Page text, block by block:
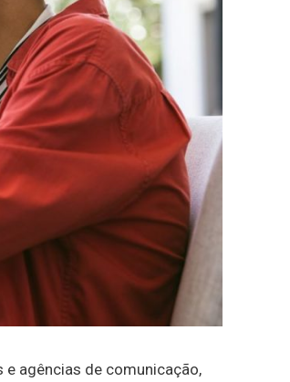
agências de comunicação,